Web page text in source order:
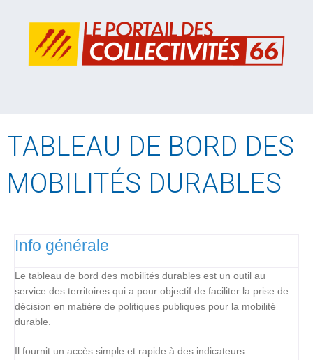
TABLEAU DE BORD DES
MOBILITÉS DURABLES
Info générale
Le tableau de bord des mobilités durables est un outil au
service des territoires qui a pour objectif de faciliter la prise de
décision en matière de politiques publiques pour la mobilité
durable.
Il fournit un accès simple et rapide à des indicateurs